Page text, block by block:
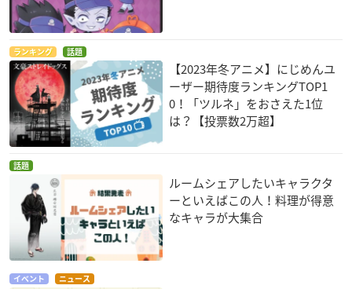
ランキング 話題
【2023年冬アニメ】にじめんユ
ーザー期待度ランキングTOP1
0！「ツルネ」をおさえた1位
は？【投票数2万超】
話題
ルームシェアしたいキャラクタ
ーといえばこの人！料理が得意
なキャラが大集合
イベント ニュース